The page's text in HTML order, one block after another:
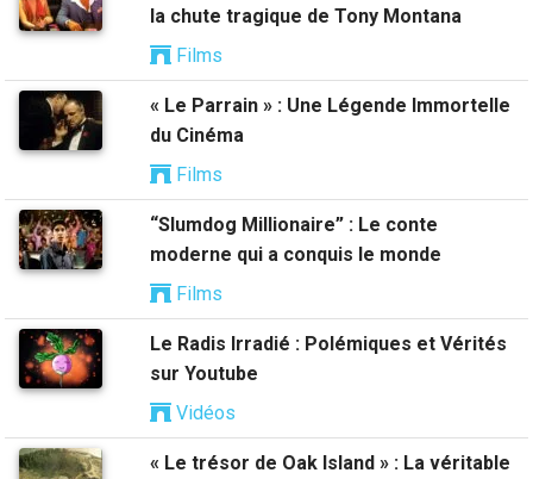
la chute tragique de Tony Montana
Films
« Le Parrain » : Une Légende Immortelle
du Cinéma
Films
“Slumdog Millionaire” : Le conte
moderne qui a conquis le monde
Films
Le Radis Irradié : Polémiques et Vérités
sur Youtube
Vidéos
« Le trésor de Oak Island » : La véritable